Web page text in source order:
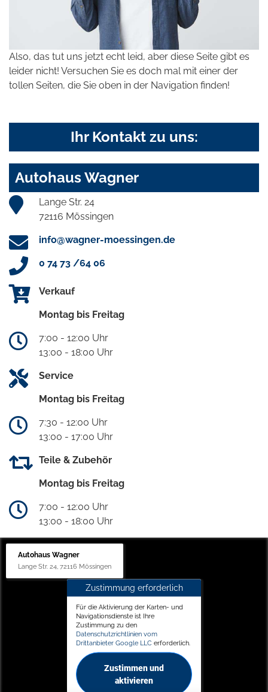
Also, das tut uns jetzt echt leid, aber diese Seite gibt es
leider nicht! Versuchen Sie es doch mal mit einer der
tollen Seiten, die Sie oben in der Navigation finden!
Ihr Kontakt zu uns:
Autohaus Wagner
Lange Str. 24
72116 Mössingen
info@wagner-moessingen.de
0 74 73 /64 06
Verkauf
Montag bis Freitag
7:00 - 12:00 Uhr
13:00 - 18:00 Uhr
Service
Montag bis Freitag
7:30 - 12:00 Uhr
13:00 - 17:00 Uhr
Teile & Zubehör
Montag bis Freitag
7:00 - 12:00 Uhr
13:00 - 18:00 Uhr
Autohaus Wagner
Lange Str. 24, 72116 Mössingen
Zustimmung erforderlich
Für die Aktivierung der Karten- und
Navigationsdienste ist Ihre
Zustimmung zu den
Datenschutzrichtlinien vom
Drittanbieter Google LLC erforderlich.
Zustimmen und
aktivieren